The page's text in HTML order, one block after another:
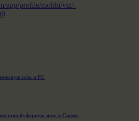
app/profile/mohbi/viz/-
сеть в ЕС
буферную зону в Сирии